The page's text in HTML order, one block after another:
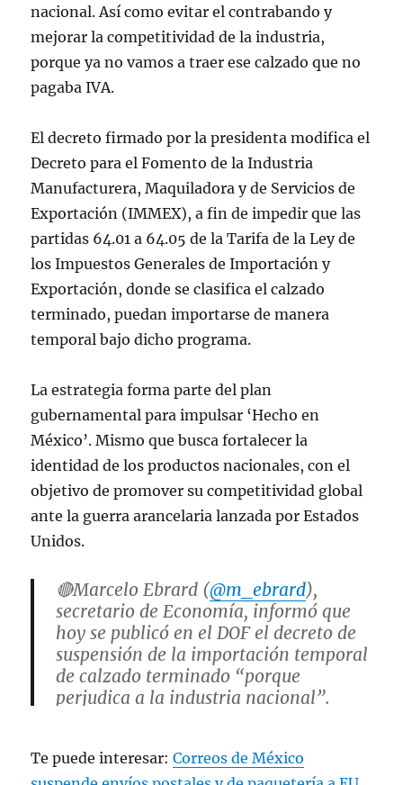
nacional. Así como evitar el contrabando y
mejorar la competitividad de la industria,
porque ya no vamos a traer ese calzado que no
pagaba IVA.
El decreto firmado por la presidenta modifica el
Decreto para el Fomento de la Industria
Manufacturera, Maquiladora y de Servicios de
Exportación (IMMEX), a fin de impedir que las
partidas 64.01 a 64.05 de la Tarifa de la Ley de
los Impuestos Generales de Importación y
Exportación, donde se clasifica el calzado
terminado, puedan importarse de manera
temporal bajo dicho programa.
La estrategia forma parte del plan
gubernamental para impulsar ‘Hecho en
México’. Mismo que busca fortalecer la
identidad de los productos nacionales, con el
objetivo de promover su competitividad global
ante la guerra arancelaria lanzada por Estados
Unidos.
🔴Marcelo Ebrard (@m_ebrard),
secretario de Economía, informó que
hoy se publicó en el DOF el decreto de
suspensión de la importación temporal
de calzado terminado “porque
perjudica a la industria nacional”.
pic.twitter.com/nkO9yn8wCB
Te puede interesar:Correos de México